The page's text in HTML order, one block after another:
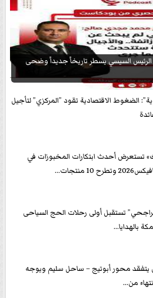
السيسي يسطر تاريخاً جديداً وضحى
الضغوط الاقتصادية تقود ”المركزي” لتأجيل
تستعرض أحدث ابتكارات المخبوزات في
10 منتجات...
تستقبل أولى رحلات الحج السياحى
بالهدايا...
يتفقد محور أبوتيج – ساحل سليم ويوجه
من...